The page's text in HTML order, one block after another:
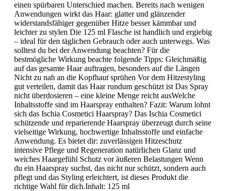
einen spürbaren Unterschied machen. Bereits nach wenigen
Anwendungen wirkt das Haar: glatter und glänzender
widerstandsfähiger gegenüber Hitze besser kämmbar und
leichter zu stylen Die 125 ml Flasche ist handlich und ergiebig
– ideal für den täglichen Gebrauch oder auch unterwegs. Was
solltest du bei der Anwendung beachten? Für die
bestmögliche Wirkung beachte folgende Tipps: Gleichmäßig
auf das gesamte Haar auftragen, besonders auf die Längen
Nicht zu nah an die Kopfhaut sprühen Vor dem Hitzestyling
gut verteilen, damit das Haar rundum geschützt ist Das Spray
nicht überdosieren – eine kleine Menge reicht ausWelche
Inhaltsstoffe sind im Haarspray enthalten? Fazit: Warum lohnt
sich das Ischia Cosmetici Haarspray? Das Ischia Cosmetici
schützende und reparierende Haarspray überzeugt durch seine
vielseitige Wirkung, hochwertige Inhaltsstoffe und einfache
Anwendung. Es bietet dir: zuverlässigen Hitzeschutz
intensive Pflege und Regeneration natürlichen Glanz und
weiches Haargefühl Schutz vor äußeren Belastungen Wenn
du ein Haarspray suchst, das nicht nur schützt, sondern auch
pflegt und das Styling erleichtert, ist dieses Produkt die
richtige Wahl für dich.Inhalt: 125 ml